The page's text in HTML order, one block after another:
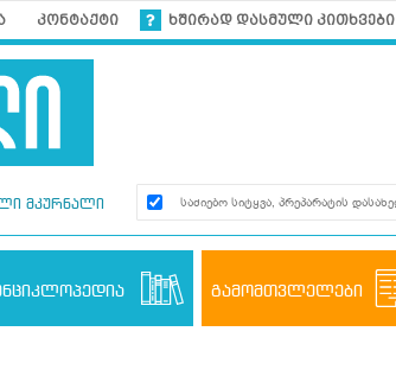
კონტაქტი ხშირად დასმული კითხვები
მკურნალი
გამომთვლელები